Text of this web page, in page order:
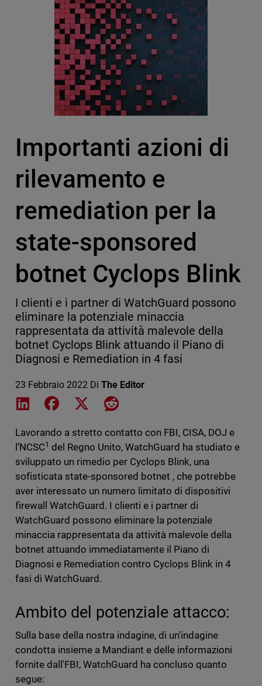
Importanti azioni di
rilevamento e
remediation per la
state-sponsored
botnet Cyclops Blink
I clienti e i partner di WatchGuard possono
eliminare la potenziale minaccia
rappresentata da attività malevole della
botnet Cyclops Blink attuando il Piano di
Diagnosi e Remediation in 4 fasi
23 Febbraio 2022 Di The Editor
Share on LinkedIn
Share on Facebook
Share on XShare on Reddit
Lavorando a stretto contatto con FBI, CISA, DOJ e
l’NCSC1 del Regno Unito, WatchGuard ha studiato e
sviluppato un rimedio per Cyclops Blink, una
sofisticata state-sponsored botnet , che potrebbe
aver interessato un numero limitato di dispositivi
firewall WatchGuard. I clienti e i partner di
WatchGuard possono eliminare la potenziale
minaccia rappresentata da attività malevole della
botnet attuando immediatamente il Piano di
Diagnosi e Remediation contro Cyclops Blink in 4
fasi di WatchGuard.
Ambito del potenziale attacco:
Sulla base della nostra indagine, di un'indagine
condotta insieme a Mandiant e delle informazioni
fornite dall'FBI, WatchGuard ha concluso quanto
segue: